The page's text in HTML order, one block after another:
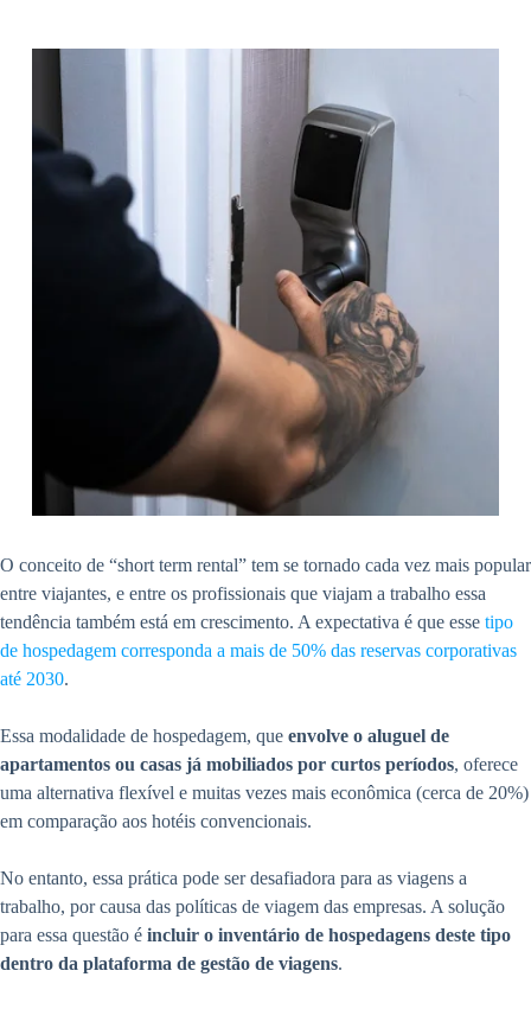
O conceito de “short term rental” tem se tornado cada vez mais popular
entre viajantes, e entre os profissionais que viajam a trabalho essa
tendência também está em crescimento. A expectativa é que esse tipo
de hospedagem corresponda a mais de 50% das reservas corporativas
até 2030.
Essa modalidade de hospedagem, que envolve o aluguel de
apartamentos ou casas já mobiliados por curtos períodos, oferece
uma alternativa flexível e muitas vezes mais econômica (cerca de 20%)
em comparação aos hotéis convencionais.
No entanto, essa prática pode ser desafiadora para as viagens a
trabalho, por causa das políticas de viagem das empresas. A solução
para essa questão é incluir o inventário de hospedagens deste tipo
dentro da plataforma de gestão de viagens.